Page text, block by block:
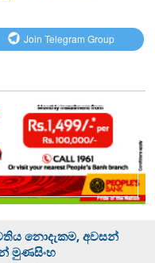
Join Telegram Group
නොදැකම, අවසන්
මුණසිංහ